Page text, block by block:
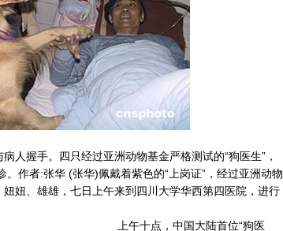
握手。四只经过亚洲动物基金严格测试的“狗医生”，
作者:张华 (张华)佩戴着紫色的“上岗证”，经过亚洲动物
妞、雄雄，七日上午来到四川大学华西第四医院，进行
上午十点，中国大陆首位“狗医